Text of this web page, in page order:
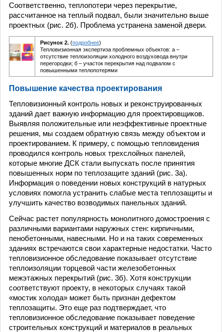
Соответственно, теплопотери через перекрытие,
рассчитанное на теплый подвал, были значительно выше
проектных (рис. 2б). Проблема устранена заменой двери.
Рисунок 2. (подробнее)
Тепловизионная экспертиза проблемных объектов: а –
отсутствие теплоизоляции холодного воздуховода внутри
перегородки; б – участок перекрытия над подвалом с
повышенными теплопотерями
Повышение качества проектирования
Тепловизионный контроль новых и реконструированных
зданий дает важную информацию для проектировщиков.
Выявляя положительные или неэффективные проектные
решения, мы создаем обратную связь между объектом и
проектированием. К примеру, с помощью тепловидения
проводился контроль новых трехслойных панелей,
которые многие ДСК стали выпускать после принятия
повышенных норм по теплозащите зданий (рис. 3а).
Информация о поведении новых конструкций в натурных
условиях помогла устранить слабые места теплозащиты и
улучшить качество возводимых панельных зданий.
Сейчас растет популярность монолитного домостроения с
различными вариантами наружных стен: кирпичными,
пенобетонными, навесными. Но и на таких современных
зданиях встречаются свои характерные недостатки. Часто
тепловизионное обследование показывает отсутствие
теплоизоляции торцевой части железобетонных
межэтажных перекрытий (рис. 3б). Хотя конструкции
соответствуют проекту, в некоторых случаях такой
«мостик холода» может быть признан дефектом
теплозащиты. Это еще раз подтверждает, что
тепловизионное обследование показывает поведение
строительных конструкций и материалов в реальных